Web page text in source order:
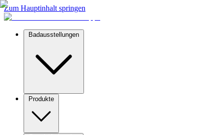
Zum Hauptinhalt springen
Badausstellungen
Produkte